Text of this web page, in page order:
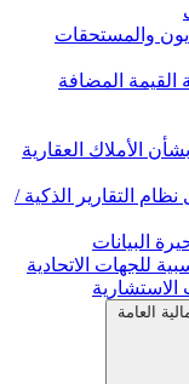
والمستحقات
المضافة
الأملاك العقارية
التقارير الذكية /
البيانات
للجهات الاتحادية
الاستشارية
العامة